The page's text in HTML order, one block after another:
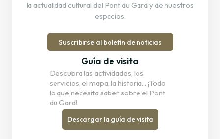
la actualidad cultural del Pont du Gard y de nuestros
espacios.
Suscribirse al boletín de noticias
Guía de visita
Descubra las actividades, los
servicios, el mapa, la historia... ¡Todo
lo que necesita saber sobre el Pont
du Gard!
Descargar la guía de visita